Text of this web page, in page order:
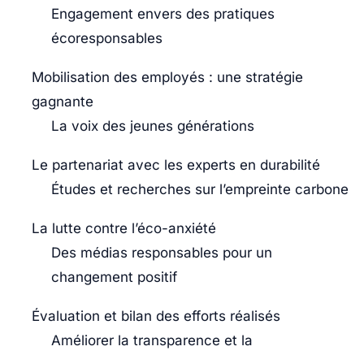
Engagement envers des pratiques
écoresponsables
Mobilisation des employés : une stratégie
gagnante
La voix des jeunes générations
Le partenariat avec les experts en durabilité
Études et recherches sur l’empreinte carbone
La lutte contre l’éco-anxiété
Des médias responsables pour un
changement positif
Évaluation et bilan des efforts réalisés
Améliorer la transparence et la